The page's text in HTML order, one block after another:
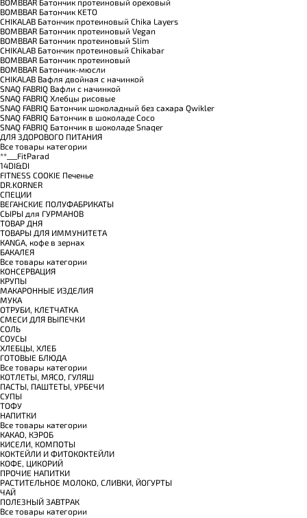
BOMBBAR Батончик KETO
CHIKALAB Батончик протеиновый Chika Layers
BOMBBAR Батончик протеиновый Vegan
BOMBBAR Батончик протеиновый Slim
CHIKALAB Батончик протеиновый Chikabar
BOMBBAR Батончик протеиновый
BOMBBAR Батончик-мюсли
CHIKALAB Вафля двойная с начинкой
SNAQ FABRIQ Вафли с начинкой
SNAQ FABRIQ Хлебцы рисовые
SNAQ FABRIQ Батончик шоколадный без сахара Qwikler
SNAQ FABRIQ Батончик в шоколаде Coco
SNAQ FABRIQ Батончик в шоколаде Snaqer
ДЛЯ ЗДОРОВОГО ПИТАНИЯ
Все товары категории
**___FitParad
14DI&DI
FITNESS COOKIE Печенье
DR.KORNER
СПЕЦИИ
ВЕГАНСКИЕ ПОЛУФАБРИКАТЫ
СЫРЫ для ГУРМАНОВ
TОВАР ДНЯ
TОВАРЫ ДЛЯ ИММУНИТЕТА
КANGA, кофе в зернах
БАКАЛЕЯ
Все товары категории
КОНСЕРВАЦИЯ
КРУПЫ
МАКАРОННЫЕ ИЗДЕЛИЯ
МУКА
ОТРУБИ, КЛЕТЧАТКА
СМЕСИ ДЛЯ ВЫПЕЧКИ
СОЛЬ
СОУСЫ
ХЛЕБЦЫ, ХЛЕБ
ГОТОВЫЕ БЛЮДА
Все товары категории
КОТЛЕТЫ, МЯСО, ГУЛЯШ
ПАСТЫ, ПАШТЕТЫ, УРБЕЧИ
СУПЫ
ТОФУ
НАПИТКИ
Все товары категории
КАКАО, КЭРОБ
КИСЕЛИ, КОМПОТЫ
КОКТЕЙЛИ И ФИТОКОКТЕЙЛИ
КОФЕ, ЦИКОРИЙ
ПРОЧИЕ НАПИТКИ
РАСТИТЕЛЬНОЕ МОЛОКО, СЛИВКИ, ЙОГУРТЫ
ЧАЙ
ПОЛЕЗНЫЙ ЗАВТРАК
Все товары категории